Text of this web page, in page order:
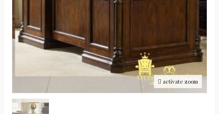
activate zoom